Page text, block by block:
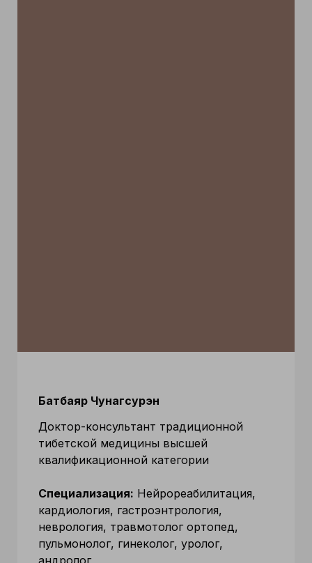
Батбаяр Чунагсурэн
Доктор-консультант традиционной
тибетской медицины высшей
квалификационной категории
Специализация: Нейрореабилитация,
кардиология, гастроэнтрология,
неврология, травмотолог ортопед,
пульмонолог, гинеколог, уролог,
андролог